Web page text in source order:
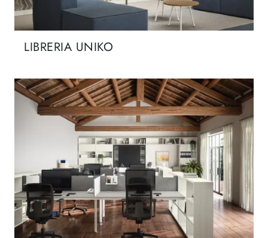
LIBRERIA UNIKO